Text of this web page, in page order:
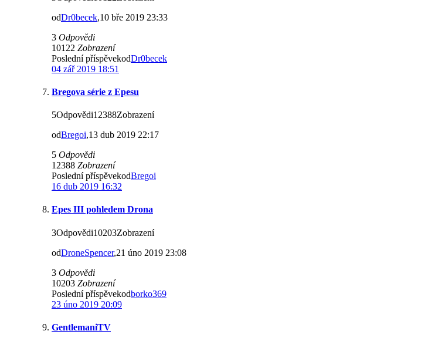
odDr0becek,10 bře 2019 23:33
3 Odpovědi
10122 Zobrazení
Poslední příspěvekodDr0becek
04 zář 2019 18:51
Bregova série z Epesu
5Odpovědi12388Zobrazení
odBregoi,13 dub 2019 22:17
5 Odpovědi
12388 Zobrazení
Poslední příspěvekodBregoi
16 dub 2019 16:32
Epes III pohledem Drona
3Odpovědi10203Zobrazení
odDroneSpencer,21 úno 2019 23:08
3 Odpovědi
10203 Zobrazení
Poslední příspěvekodborko369
23 úno 2019 20:09
GentlemaniTV